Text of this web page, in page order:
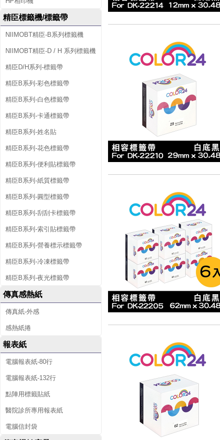
精臣標籤機/標籤帶
NIIMOBT精臣-B系列標籤機
NIIMOBT精臣-D / H 系列標籤機
精臣D/H系列-標籤帶
精臣B系列-彩色標籤帶
精臣B系列-白色標籤帶
精臣B系列-卡通標籤帶
精臣B系列-姓名貼
精臣B系列-花色標籤帶
精臣B系列-便利貼標籤帶
精臣B系列-紙質標籤帶
精臣B系列-圓型標籤帶
精臣B系列-刮刮卡標籤帶
精臣B系列-索引貼標籤帶
精臣B系列-營養標示標籤帶
精臣B系列-冷凍標籤帶
精臣B系列-夜光標籤帶
傳真感熱紙
傳真紙-外感
感熱紙捲
報表紙
電腦報表紙-80行
電腦報表紙-132行
點陣用標籤貼紙
醫院診所專用報表紙
電腦信封袋